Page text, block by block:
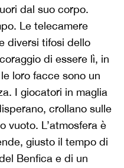
dal suo corpo.
Le telecamere
diversi tifosi dello
di essere lì, in
loro facce sono un
I giocatori in maglia
crollano sulle
vuoto. L’atmosfera è
giusto il tempo di
Benfica e di un